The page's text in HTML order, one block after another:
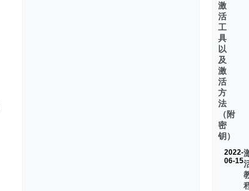
激
活
工
具
以
及
激
活
方
法
（附
密
钥）
2022-
06-15